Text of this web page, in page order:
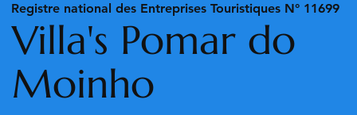
Registre national des Entreprises Touristiques N° 11699
Villa's Pomar do
Moinho